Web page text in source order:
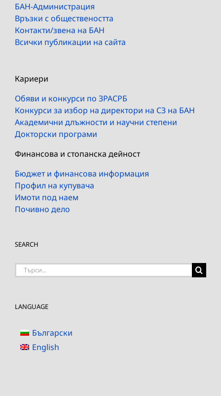
БАН-Администрация
Връзки с обществеността
Контакти/звена на БАН
Всички публикации на сайта
Кариери
Обяви и конкурси по ЗРАСРБ
Конкурси за избор на директори на СЗ на БАН
Академични длъжности и научни степени
Докторски програми
Финансова и стопанска дейност
Бюджет и финансова информация
Профил на купувача
Имоти под наем
Почивно дело
SEARCH
Търсене
LANGUAGE
Български
English